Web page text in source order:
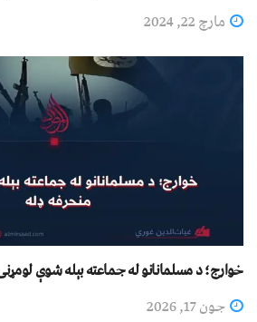
مارچ 22, 2024
خوارج؛ د مسلمانانو له جماعته بېله شوې
جون 17, 2026